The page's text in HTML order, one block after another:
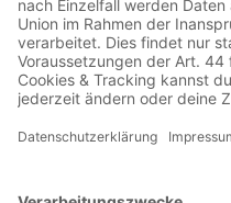
Jetzt in der App abspielen